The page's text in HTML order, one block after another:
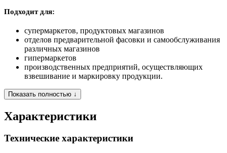
Подходит для:
супермаркетов, продуктовых магазинов
отделов предварительной фасовки и самообслуживания
различных магазинов
гипермаркетов
производственных предприятий, осуществляющих
взвешивание и маркировку продукции.
Показать полностью ↓
Характеристики
Технические характеристики